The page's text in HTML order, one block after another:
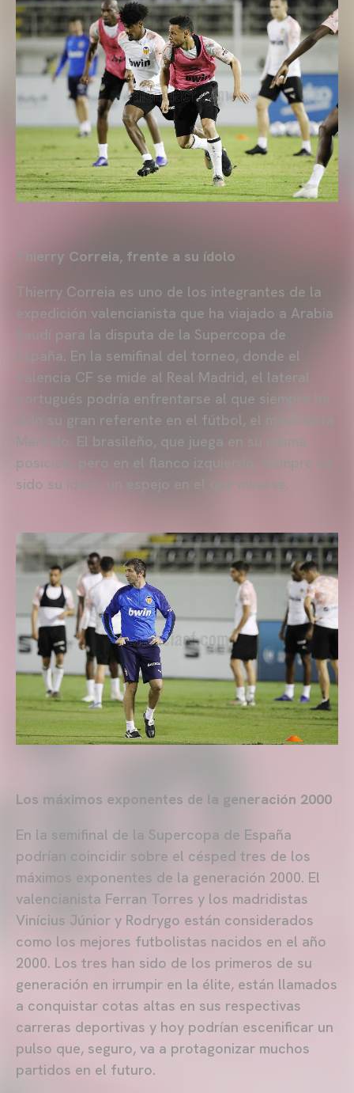
Thierry Correia, frente a su ídolo
Thierry Correia es uno de los integrantes de la
expedición valencianista que ha viajado a Arabia
Saudí para la disputa de la Supercopa de
España. En la semifinal del torneo, donde el
Valencia CF se mide al Real Madrid, el lateral
portugués podría enfrentarse al que siempre ha
sido su gran referente en el fútbol, el madridista
Marcelo. El brasileño, que juega en su misma
posición, pero en el flanco izquierdo, siempre ha
sido su ídolo, un espejo en el que mirarse.
Los máximos exponentes de la generación 2000
En la semifinal de la Supercopa de España
podrían coincidir sobre el césped tres de los
máximos exponentes de la generación 2000. El
valencianista Ferran Torres y los madridistas
Vinícius Júnior y Rodrygo están considerados
como los mejores futbolistas nacidos en el año
2000. Los tres han sido de los primeros de su
generación en irrumpir en la élite, están llamados
a conquistar cotas altas en sus respectivas
carreras deportivas y hoy podrían escenificar un
pulso que, seguro, va a protagonizar muchos
partidos en el futuro.